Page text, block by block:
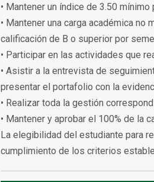
• Mantener un índice de 3.50
• Mantener una carga académica
calificación de B o superior por
• Participar en las actividades que
• Asistir a la entrevista de
presentar el portafolio con la
• Realizar toda la gestión
• Mantener y aprobar el 100% de la
La elegibilidad del estudiante para
cumplimiento de los criterios